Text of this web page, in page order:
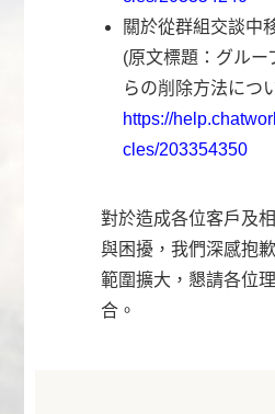
關於從群組交談中
(原文標題：グルー
らの削除方法につ
https://
cles/203354350
對於造成各位客戶及
與困擾，我們深感抱
範圍擴大，懇請各位
合。